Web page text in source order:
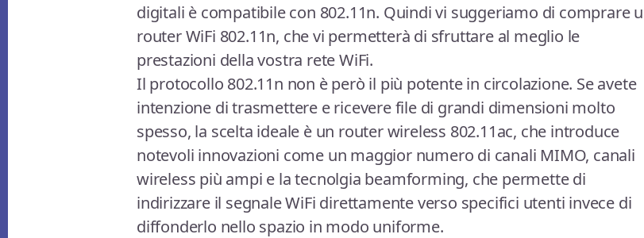
digitali è compatibile con 802.11n. Quindi vi suggeriamo di comprare
router WiFi 802.11n, che vi permetterà di sfruttare al meglio le
prestazioni della vostra rete WiFi.
Il protocollo 802.11n non è però il più potente in circolazione. Se avete
intenzione di trasmettere e ricevere file di grandi dimensioni molto
spesso, la scelta ideale è un router wireless 802.11ac, che introduce
notevoli innovazioni come un maggior numero di canali MIMO, canali
wireless più ampi e la tecnolgia beamforming, che permette di
indirizzare il segnale WiFi direttamente verso specifici utenti invece di
diffonderlo nello spazio in modo uniforme.